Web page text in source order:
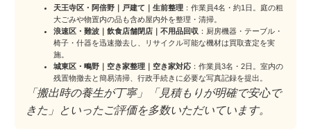
天王寺区・阿倍野｜戸建て｜生前整理 ：作業員4名・約1日。庭の粗
大ごみや物置内の品も含め屋内外を整理・清掃。
浪速区・難波｜飲食店舗閉店｜不用品回収 ：厨房機器・テーブル・
椅子・什器を迅速撤去し、リサイクル可能な機材は買取査定を実
施。
城東区・鴫野｜空き家整理｜空き家対応 ：作業員3名・2日。室内の
残置物撤去と簡易清掃、行政手続きに必要な写真記録を提出。
「搬出時の養生が丁寧」「見積もりが明確で安心で
きた」といったご評価を多数いただいています。